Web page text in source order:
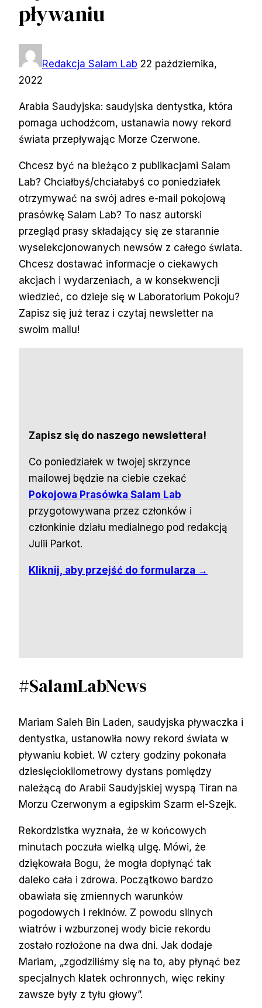
pływaniu
Redakcja Salam Lab 22 października,
2022
Arabia Saudyjska: saudyjska dentystka, która
pomaga uchodźcom, ustanawia nowy rekord
świata przepływając Morze Czerwone.
Chcesz być na bieżąco z publikacjami Salam
Lab? Chciałbyś/chciałabyś co poniedziałek
otrzymywać na swój adres e-mail pokojową
prasówkę Salam Lab? To nasz autorski
przegląd prasy składający się ze starannie
wyselekcjonowanych newsów z całego świata.
Chcesz dostawać informacje o ciekawych
akcjach i wydarzeniach, a w konsekwencji
wiedzieć, co dzieje się w Laboratorium Pokoju?
Zapisz się już teraz i czytaj newsletter na
swoim mailu!
Zapisz się do naszego newslettera!
Co poniedziałek w twojej skrzynce
mailowej będzie na ciebie czekać
Pokojowa Prasówka Salam Lab
przygotowywana przez członków i
członkinie działu medialnego pod redakcją
Julii Parkot.
Kliknij, aby przejść do formularza →
#SalamLabNews
Mariam Saleh Bin Laden, saudyjska pływaczka i
dentystka, ustanowiła nowy rekord świata w
pływaniu kobiet. W cztery godziny pokonała
dziesięciokilometrowy dystans pomiędzy
należącą do Arabii Saudyjskiej wyspą Tiran na
Morzu Czerwonym a egipskim Szarm el-Szejk.
Rekordzistka wyznała, że w końcowych
minutach poczuła wielką ulgę. Mówi, że
dziękowała Bogu, że mogła dopłynąć tak
daleko cała i zdrowa. Początkowo bardzo
obawiała się zmiennych warunków
pogodowych i rekinów. Z powodu silnych
wiatrów i wzburzonej wody bicie rekordu
zostało rozłożone na dwa dni. Jak dodaje
Mariam, „zgodziliśmy się na to, aby płynąć bez
specjalnych klatek ochronnych, więc rekiny
zawsze były z tyłu głowy”.